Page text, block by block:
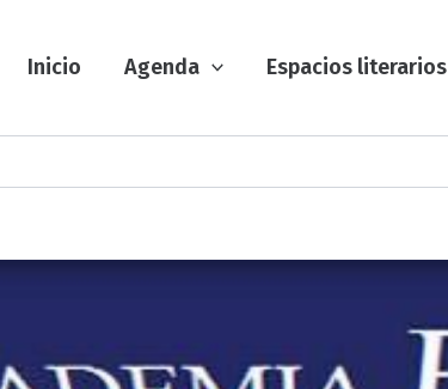
Inicio Agenda Espacios literarios